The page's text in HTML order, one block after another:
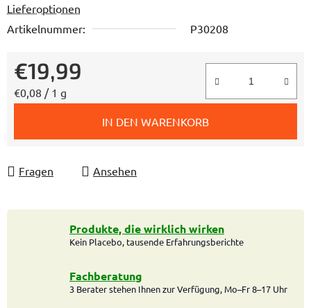
Lieferoptionen
Artikelnummer:
P30208
€19,99
Verkaufspreis:
€0,08 / 1 g
IN DEN WARENKORB
Fragen Ansehen
Produkte, die wirklich wirken
Kein Placebo, tausende Erfahrungsberichte
Fachberatung
3 Berater stehen Ihnen zur Verfügung, Mo–Fr 8–17 Uhr